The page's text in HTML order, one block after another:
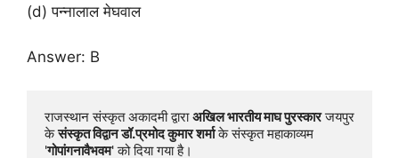
(d) पन्नालाल मेघवाल
Answer: B
राजस्थान संस्कृत अकादमी द्वारा अखिल भारतीय माघ पुरस्कार जयपुर
के संस्कृत विद्वान डॉ.प्रमोद कुमार शर्मा के संस्कृत महाकाव्यम
'गोपांगनावैभवम' को दिया गया है।